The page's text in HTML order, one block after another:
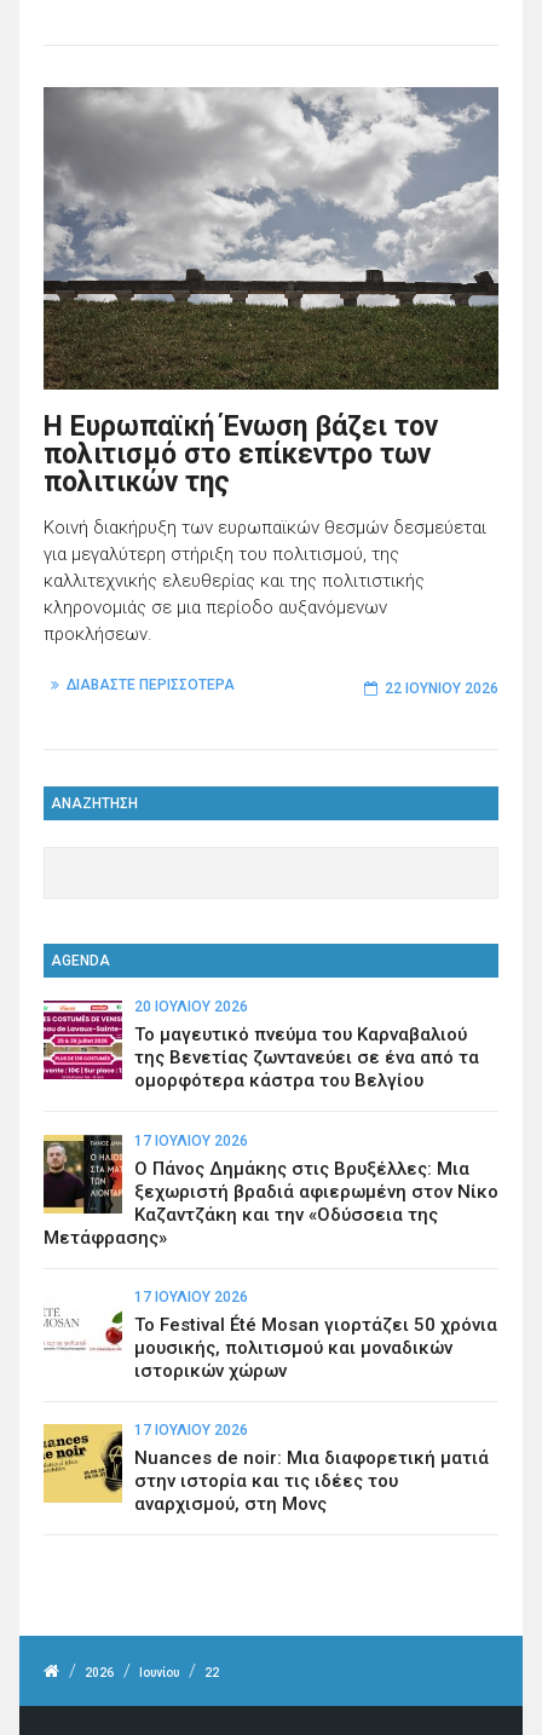
Η Ευρωπαϊκή Ένωση βάζει τον
πολιτισμό στο επίκεντρο των
πολιτικών της
Κοινή διακήρυξη των ευρωπαϊκών θεσμών δεσμεύεται
για μεγαλύτερη στήριξη του πολιτισμού, της
καλλιτεχνικής ελευθερίας και της πολιτιστικής
κληρονομιάς σε μια περίοδο αυξανόμενων
προκλήσεων.
ΔΙΑΒΑΣΤΕ ΠΕΡΙΣΣΟΤΕΡΑ 22 ΙΟΥΝΊΟΥ 2026
ΑΝΑΖΗΤΗΣΗ
AGENDA
20 ΙΟΥΛΊΟΥ 2026
Το μαγευτικό πνεύμα του Καρναβαλιού
της Βενετίας ζωντανεύει σε ένα από τα
ομορφότερα κάστρα του Βελγίου
17 ΙΟΥΛΊΟΥ 2026
Ο Πάνος Δημάκης στις Βρυξέλλες: Μια
ξεχωριστή βραδιά αφιερωμένη στον Νίκο
Καζαντζάκη και την «Οδύσσεια της
Μετάφρασης»
17 ΙΟΥΛΊΟΥ 2026
Το Festival Été Mosan γιορτάζει 50 χρόνια
μουσικής, πολιτισμού και μοναδικών
ιστορικών χώρων
17 ΙΟΥΛΊΟΥ 2026
Nuances de noir: Μια διαφορετική ματιά
στην ιστορία και τις ιδέες του
αναρχισμού, στη Μονς
/ 2026 / Ιουνίου / 22